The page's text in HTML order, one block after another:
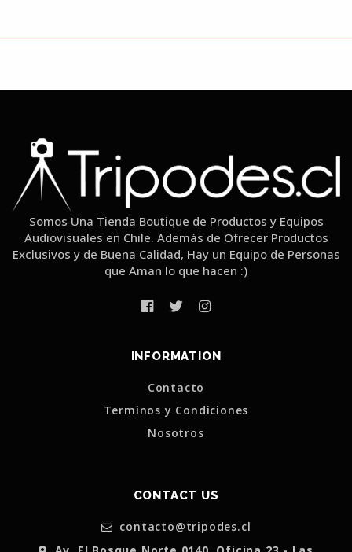
Somos Una Tienda Boutique de Productos y Equipos
Audiovisuales en Chile. Además de Ofrecer Productos
Exclusivos y de Buena Calidad, Hay un Equipo de Personas
que Aman lo que hacen :)
INFORMATION
Contacto
Terminos y Condiciones
Nosotros
CONTACT US
contacto@tripodes.cl